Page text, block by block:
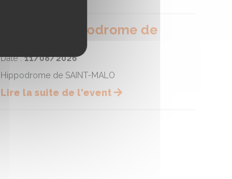
Course - Hippodrome de
Date :11/08/2026
Hippodrome de SAINT-MALO
Lire la suite de l'event